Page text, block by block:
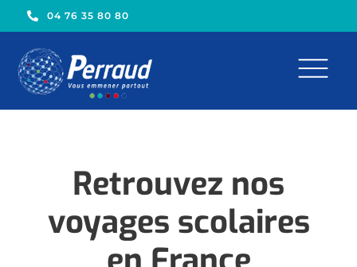
04 76 35 80 80
Retrouvez nos
voyages scolaires